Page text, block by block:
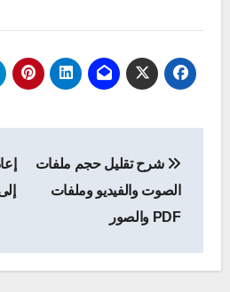
المقالات
شرح تقليل حجم ملفات
الصوت والفيديو وملفات
PDF والصور